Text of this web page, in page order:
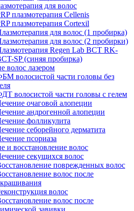
для волос
плазмотерапия Cellenis
плазмотерапия Cortexil
для волос (1 пробирка)
для волос (2 пробирки)
Regen Lab BCT RK-
SP (синяя пробирка)
волос лазером
волосистой части головы без
волосистой части головы с гелем
очаговой алопеции
андрогенной алопеции
фолликулита
себорейного дерматита
псориаза
и восстановление волос
секущихся волос
поврежденных волос
волос после
волос
волос после
завивки